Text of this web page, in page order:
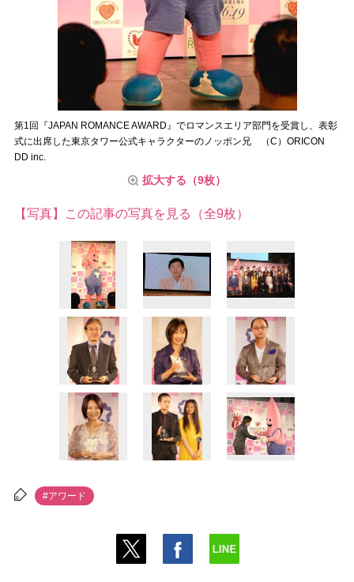
第1回『JAPAN ROMANCE AWARD』でロマンスエリア部門を受賞し、表彰
式に出席した東京タワー公式キャラクターのノッポン兄 （C）ORICON
DD inc.
拡大する（9枚）
【写真】この記事の写真を見る（全9枚）
#アワード